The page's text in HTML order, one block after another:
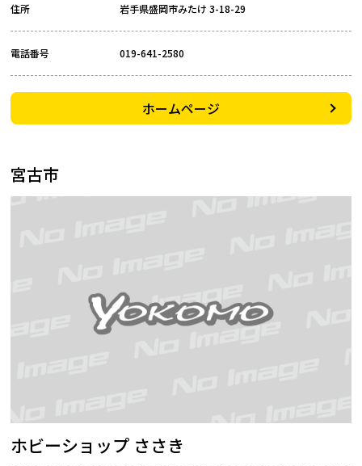
住所 岩手県盛岡市みたけ 3-18-29
電話番号 019-641-2580
ホームページ
宮古市
ホビーショップ ささき